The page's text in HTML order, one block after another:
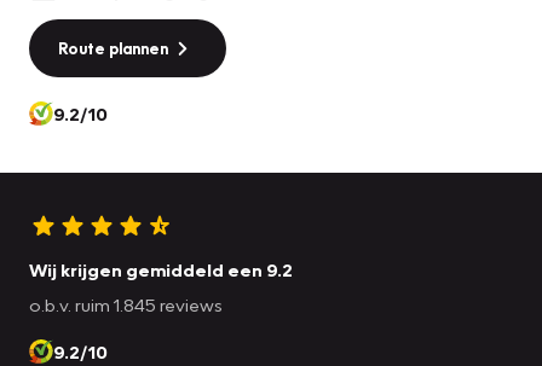
Voor extra zekerheid kunt u kiezen voor:
Onderhoudspakket – € 899,- (optioneel)
schema
* 12 maanden / 10.000 km gegarandeerd onderhoudsvrij
garantie
* Nieuwe APK
Route plannen
9.2/10
Wij krijgen gemiddeld een 9.2
o.b.v. ruim 1.845 reviews
9.2/10